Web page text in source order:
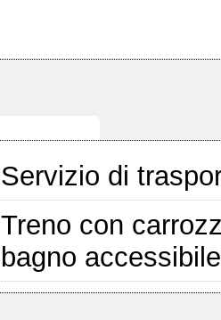
Servizio di
Treno con
bagno